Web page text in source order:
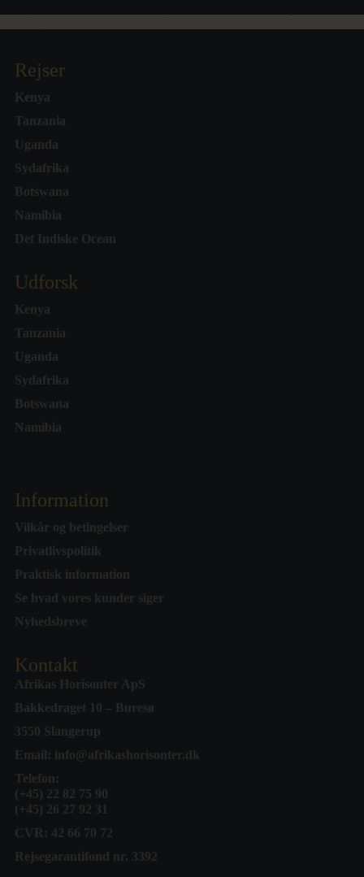
Rejser
Kenya
Tanzania
Uganda
Sydafrika
Botswana
Namibia
Det Indiske Ocean
Udforsk
Kenya
Tanzania
Uganda
Sydafrika
Botswana
Namibia
Information
Vilkår og betingelser
Privatlivspolitik
Praktisk information
Se hvad vores kunder siger
Nyhedsbreve
Kontakt
Afrikas Horisonter ApS
Bakkedraget 10 – Buresø
3550 Slangerup
Email: info@afrikashorisonter.dk
Telefon:
(+45) 22 82 75 90
(+45) 26 27 92 31
CVR: 42 66 70 72
Rejsegarantifond nr. 3392